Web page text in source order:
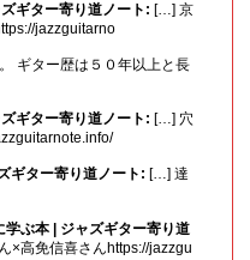
ギター寄り道ノート: […] 京
jazzguitarno
ギター歴は５０年以上と長
ギター寄り道ノート: […] 穴
ギター寄り道ノート: […] 達
ぶ本 | ジャズギター寄り道
高免信喜さんhttps://jazzgu